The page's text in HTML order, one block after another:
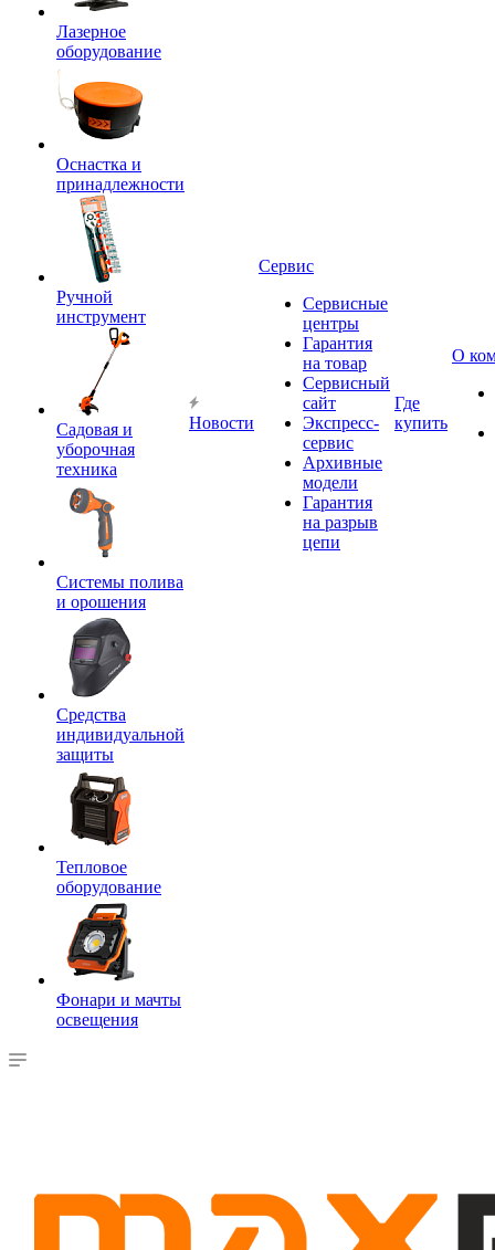
Лазерное
оборудование
Оснастка и
принадлежности
Ручной
инструмент
Садовая и
уборочная
техника
Системы полива
и орошения
Средства
индивидуальной
защиты
Тепловое
оборудование
Фонари и мачты
освещения
Новости
Сервис
Сервисные
центры
Гарантия
на товар
Сервисный
сайт
Экспресс-
сервис
Архивные
модели
Гарантия
на разрыв
цепи
Где
купить
О